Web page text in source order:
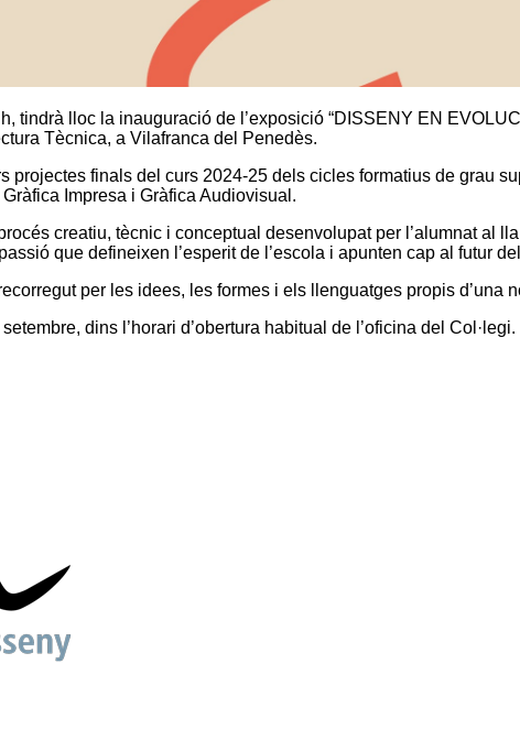
tindrà lloc la inauguració de l’exposició “DISSENY EN
Tècnica, a Vilafranca del Penedès.
projectes finals del curs 2024-25 dels cicles formatius de grau
Impresa i Gràfica Audiovisual.
creatiu, tècnic i conceptual desenvolupat per l’alumnat al
que defineixen l’esperit de l’escola i apunten cap al futur
per les idees, les formes i els llenguatges propis d’una
dins l’horari d’obertura habitual de l’oficina del Col·legi.